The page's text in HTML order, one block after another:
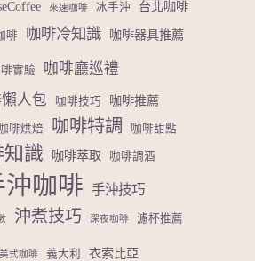
來速咖啡 冰手沖 台北咖啡
啡 咖啡冷知識 咖啡器具推薦
實驗 咖啡廳巡禮
人包 咖啡技巧 咖啡推薦
啡烘焙 咖啡特調 咖啡甜點
識 咖啡萃取 咖啡調酒
沖咖啡 手沖技巧
沖煮技巧 深夜咖啡 濾杯推薦
美式咖啡 義大利 衣索比亞